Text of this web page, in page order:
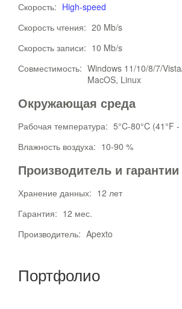
Скорость: High-speed
Скорость чтения: 20 Mb/s
Скорость записи: 10 Mb/s
Совместимость: Windows 11/10/8/7/
MacOS, Linux
Окружающая среда
Рабочая температура: 5°C-80°C (41°F
Влажность воздуха: 10-90 %
Производитель и гарантии
Хранение данных: 12 лет
Гарантия: 12 мес.
Производитель: Apexto
Портфолио